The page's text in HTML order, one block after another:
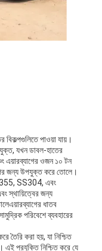
বিকল্পগুলিতে পাওয়া যায়।
যখন ডাবল-হাতের
এয়ারব্যাগের ওজন ১০ টন
জন্য উপযুক্ত করে তোলে।
Q355, SS304, এবং
স্থায়িত্বের জন্য
ধাতব
পরিবেশে ব্যবহারের
তৈরি করা হয়, যা নিশ্চিত
এই প্রযুক্তি নিশ্চিত করে যে